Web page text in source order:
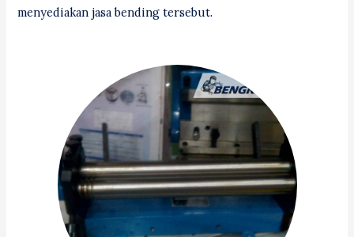
menyediakan jasa bending tersebut.